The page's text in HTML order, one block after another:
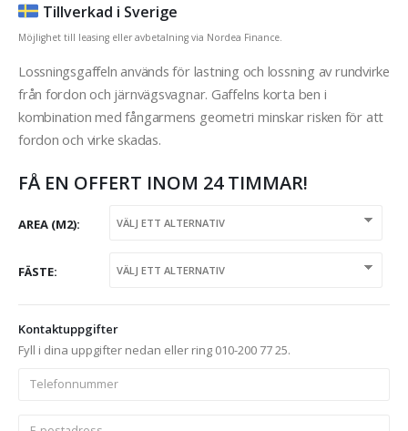
Tillverkad i Sverige
Möjlighet till leasing eller avbetalning via Nordea Finance.
Lossningsgaffeln används för lastning och lossning av rundvirke
från fordon och järnvägsvagnar. Gaffelns korta ben i
kombination med fångarmens geometri minskar risken för att
fordon och virke skadas.
FÅ EN OFFERT INOM 24 TIMMAR!
AREA (M2)
FÄSTE
Kontaktuppgifter
Fyll i dina uppgifter nedan eller ring 010-200 77 25.